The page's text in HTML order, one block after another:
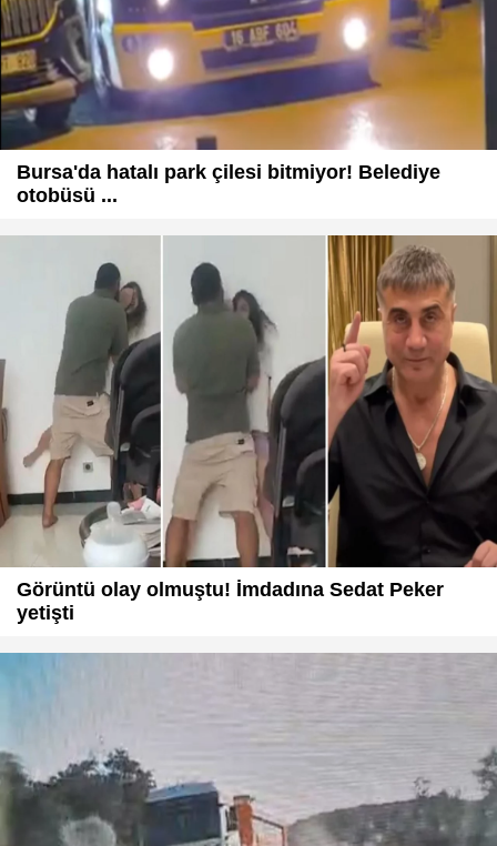
Bursa'da hatalı park çilesi bitmiyor! Belediye
otobüsü ...
Görüntü olay olmuştu! İmdadına Sedat Peker
yetişti